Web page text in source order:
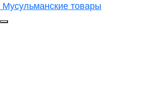
Мусульманские товары